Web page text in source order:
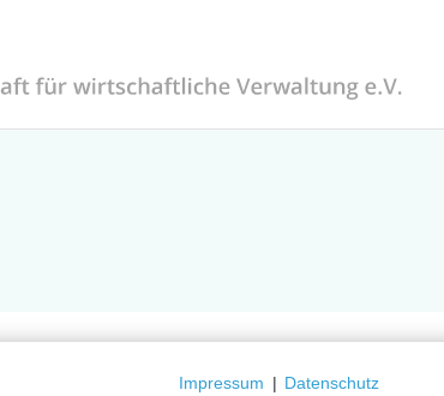
Impressum | Datenschutz